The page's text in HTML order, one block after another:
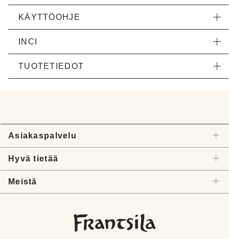
KÄYTTÖOHJE
INCI
TUOTETIEDOT
Asiakaspalvelu
Hyvä tietää
Meistä